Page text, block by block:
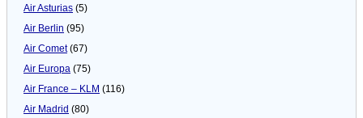
Air Asturias (5)
Air Berlin (95)
Air Comet(67)
Air Europa (75)
Air France – KLM (116)
Air Madrid (80)